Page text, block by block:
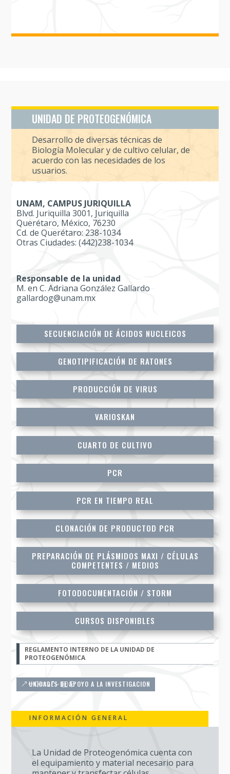
UNIDAD DE PROTEOGENÓMICA
Desarrollo de diversas técnicas de
Biología Molecular y de cultivo celular, de
acuerdo con las necesidades de los
usuarios.
UNAM, CAMPUS JURIQUILLA
Blvd. Juriquilla 3001, Juriquilla
Querétaro, México, 76230
Cd. de Querétaro: 238-1034
Otras Ciudades: (442)238-1034
Responsable de la unidad
M. en C. Adriana González Gallardo
gallardog@unam.mx
SECUENCIACIÓN DE ÁCIDOS NUCLEICOS
GENOTIPIFICACIÓN DE RATONES
PRODUCCIÓN DE VIRUS
VARIOSKAN
CUARTO DE CULTIVO
PCR
PCR EN TIEMPO REAL
CLONACIÓN DE PRODUCTOD PCR
PREPARACIÓN DE PLÁSMIDOS MAXI / CÉLULAS
COMPETENTES / MEDIOS
FOTODOCUMENTACIÓN / STORM
CURSOS DISPONIBLES
REGLAMENTO INTERNO DE LA UNIDAD DE
PROTEOGENÓMICA
UNIDADES DE APOYO A LA INVESTIGACION
INFORMACIÓN GENERAL
La Unidad de Proteogenómica cuenta con
el equipamiento y material necesario para